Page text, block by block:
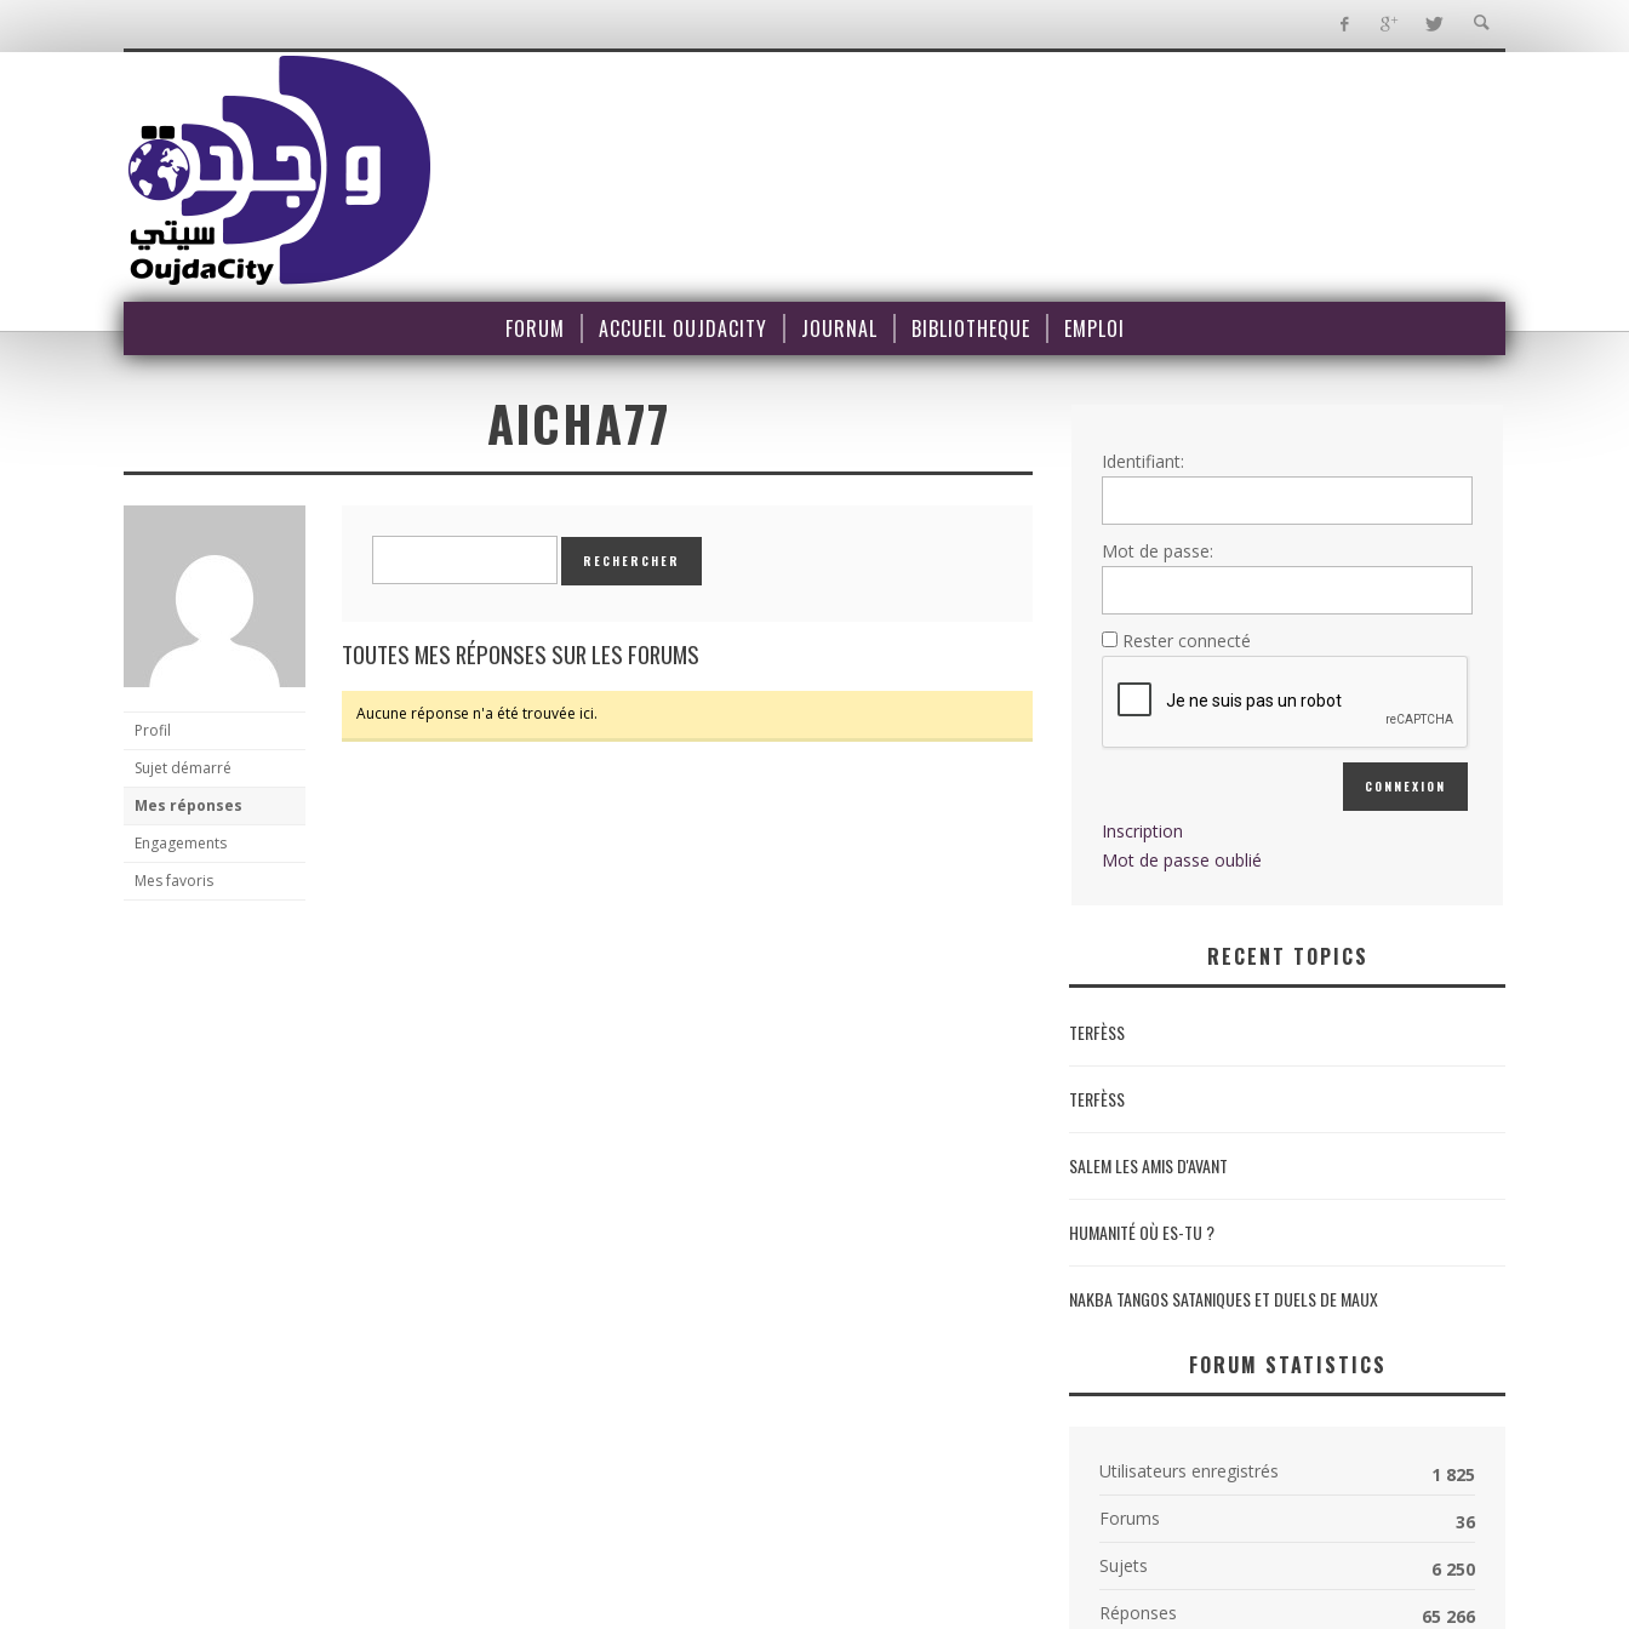
FORUM ACCUEIL OUJDACITY JOURNAL BIBLIOTHEQUE EMPLOI
AICHA77
Profil
Sujet démarré
Mes réponses
Engagements
Mes favoris
TOUTES MES RÉPONSES SUR LES FORUMS
Aucune réponse n'a été trouvée ici.
Identifiant:
Mot de passe:
Rester connecté
CONNEXION
Inscription
Mot de passe oublié
RECENT TOPICS
TERFÈSS
TERFÈSS
SALEM LES AMIS D'AVANT
HUMANITÉ OÙ ES-TU ?
NAKBA TANGOS SATANIQUES ET DUELS DE MAUX
FORUM STATISTICS
Utilisateurs enregistrés
1 825
Forums
36
Sujets
6 250
Réponses
65 266